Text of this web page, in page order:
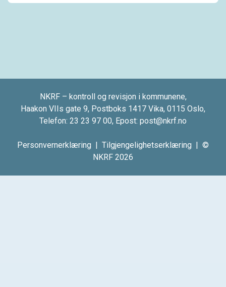
NKRF – kontroll og revisjon i kommunene,
Haakon VIIs gate 9, Postboks 1417 Vika, 0115 Oslo,
Telefon: 23 23 97 00, Epost: post@nkrf.no
Personvernerklæring | Tilgjengelighetserklæring | ©
NKRF 2026